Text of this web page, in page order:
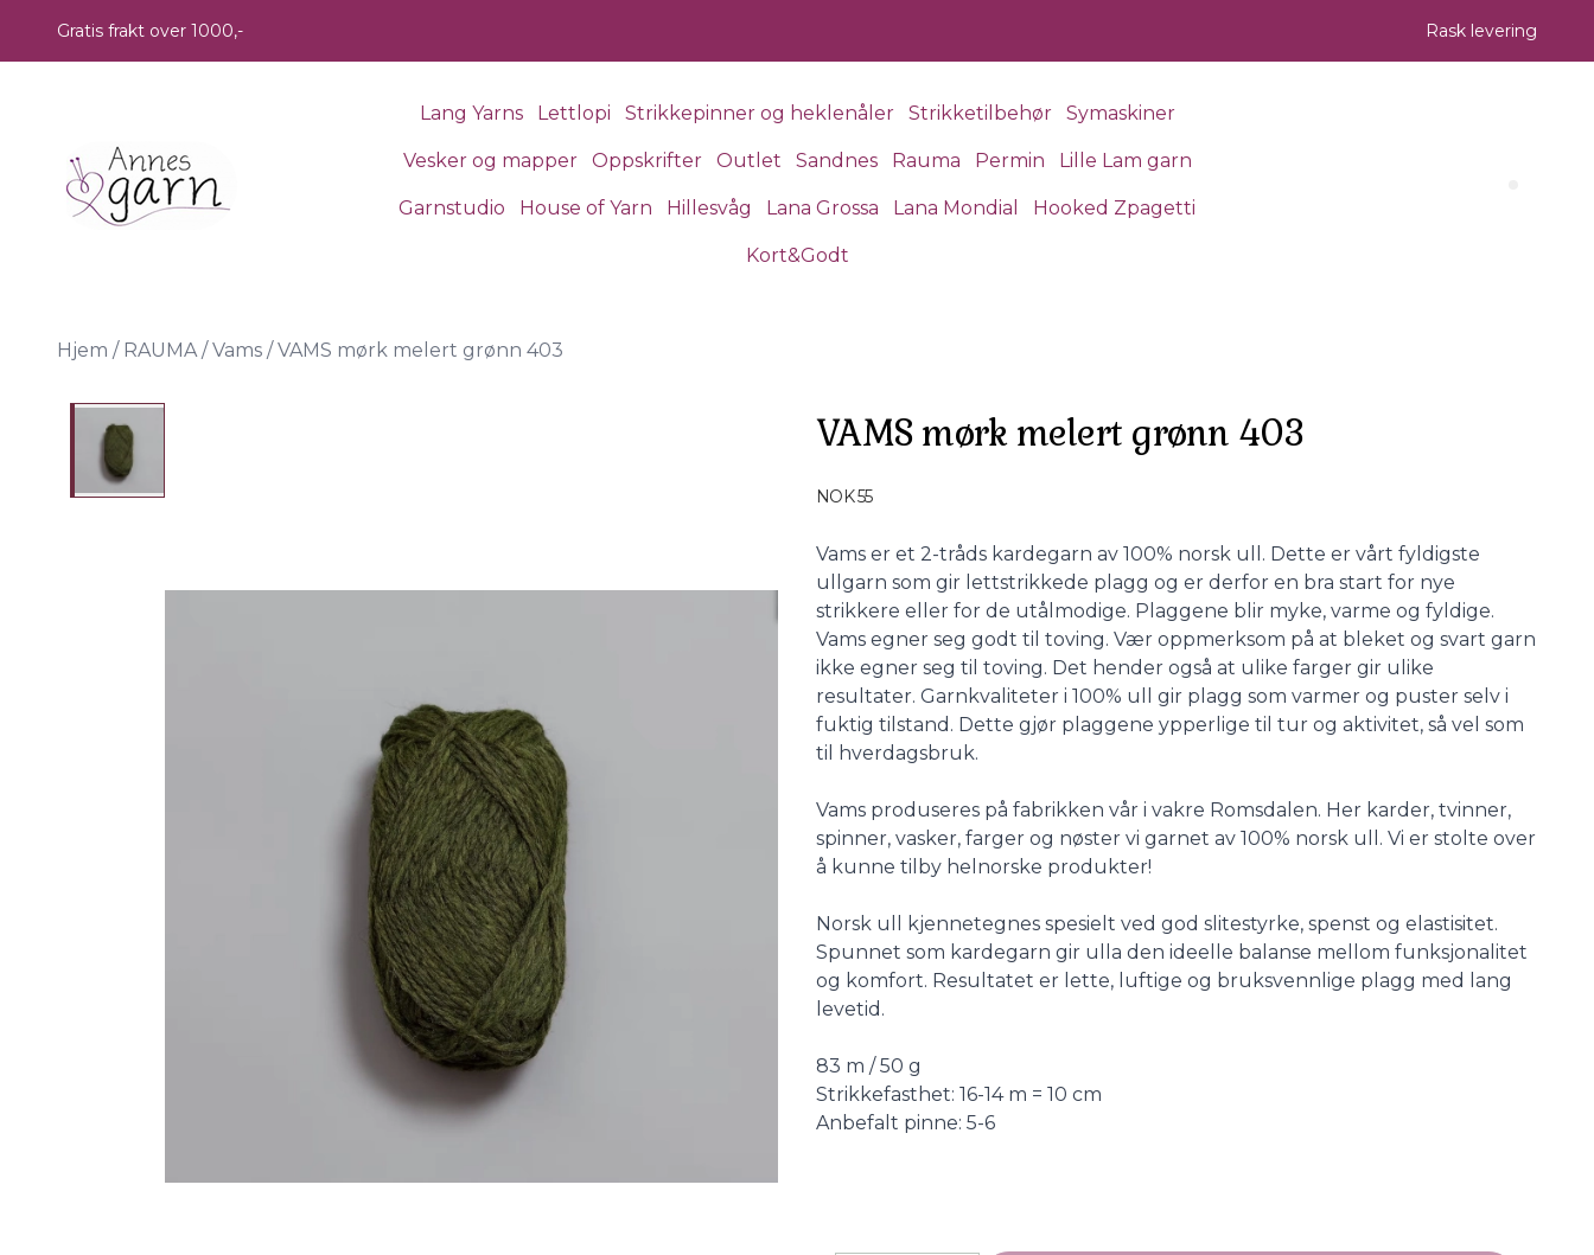
Gratis frakt over 1000,- Rask levering
Lang Yarns Lettlopi Strikkepinner og heklenåler Strikketilbehør Symaskiner
Vesker og mapper Oppskrifter Outlet Sandnes Rauma Permin Lille Lam garn
Garnstudio House of Yarn Hillesvåg Lana Grossa Lana Mondial Hooked Zpagetti
Kort&Godt
Hjem / RAUMA / Vams / VAMS mørk melert grønn 403
VAMS mørk melert grønn 403
NOK 55
Description
Vams er et 2-tråds kardegarn av 100% norsk ull. Dette er vårt fyldigste
ullgarn som gir lettstrikkede plagg og er derfor en bra start for nye
strikkere eller for de utålmodige. Plaggene blir myke, varme og fyldige.
Vams egner seg godt til toving. Vær oppmerksom på at bleket og svart garn
ikke egner seg til toving. Det hender også at ulike farger gir ulike
resultater. Garnkvaliteter i 100% ull gir plagg som varmer og puster selv i
fuktig tilstand. Dette gjør plaggene ypperlige til tur og aktivitet, så vel som
til hverdagsbruk.
Vams produseres på fabrikken vår i vakre Romsdalen. Her karder, tvinner,
spinner, vasker, farger og nøster vi garnet av 100% norsk ull. Vi er stolte over
å kunne tilby helnorske produkter!
Norsk ull kjennetegnes spesielt ved god slitestyrke, spenst og elastisitet.
Spunnet som kardegarn gir ulla den ideelle balanse mellom funksjonalitet
og komfort. Resultatet er lette, luftige og bruksvennlige plagg med lang
levetid.
83 m / 50 g
Strikkefasthet: 16-14 m = 10 cm
Anbefalt pinne: 5-6